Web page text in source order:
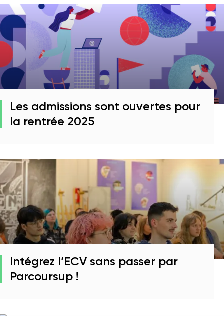
Les admissions sont ouvertes pour
la rentrée 2025
Intégrez l’ECV sans passer par
Parcoursup !